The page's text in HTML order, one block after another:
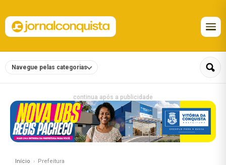
Navegue pelas categorias
continua após a publicidade
Início Prefeitura